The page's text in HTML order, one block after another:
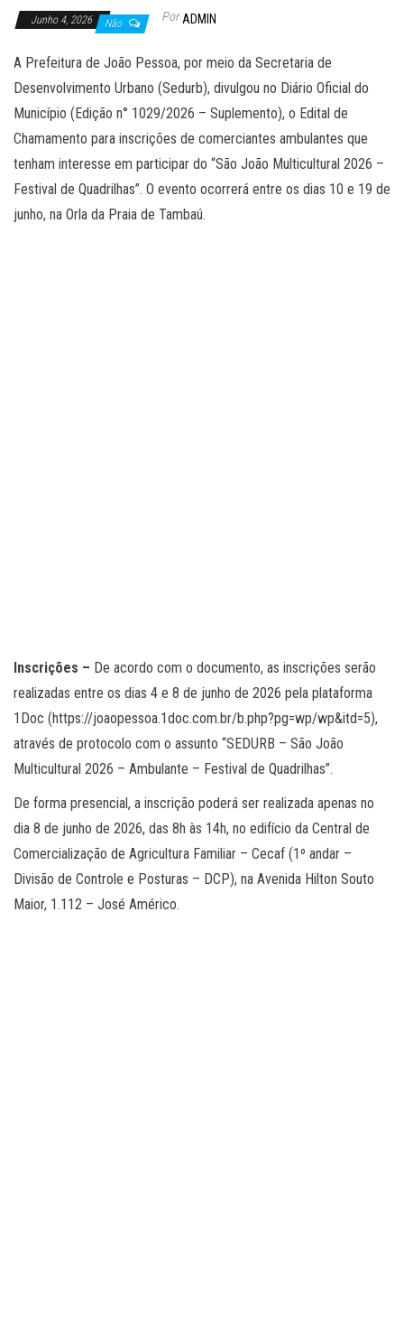
Junho 4, 2026 Não Por ADMIN
A Prefeitura de João Pessoa, por meio da Secretaria de
Desenvolvimento Urbano (Sedurb), divulgou no Diário Oficial do
Município (Edição n° 1029/2026 – Suplemento), o Edital de
Chamamento para inscrições de comerciantes ambulantes que
tenham interesse em participar do “São João Multicultural 2026 –
Festival de Quadrilhas”. O evento ocorrerá entre os dias 10 e 19 de
junho, na Orla da Praia de Tambaú.
Inscrições – De acordo com o documento, as inscrições serão
realizadas entre os dias 4 e 8 de junho de 2026 pela plataforma
1Doc (https://joaopessoa.1doc.com.br/b.php?pg=wp/wp&itd=5),
através de protocolo com o assunto “SEDURB – São João
Multicultural 2026 – Ambulante – Festival de Quadrilhas”.
De forma presencial, a inscrição poderá ser realizada apenas no
dia 8 de junho de 2026, das 8h às 14h, no edifício da Central de
Comercialização de Agricultura Familiar – Cecaf (1º andar –
Divisão de Controle e Posturas – DCP), na Avenida Hilton Souto
Maior, 1.112 – José Américo.